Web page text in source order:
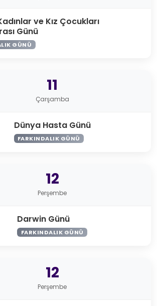
ve Kız Çocukları
Günü
GÜNÜ
11
Çarşamba
Dünya Hasta Günü
FARKINDALIK GÜNÜ
12
Perşembe
Darwin Günü
FARKINDALIK GÜNÜ
12
Perşembe